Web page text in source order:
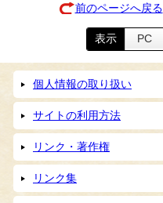
前のページへ戻る
表示 PC
個人情報の取り扱い
サイトの利用方法
リンク・著作権
リンク集